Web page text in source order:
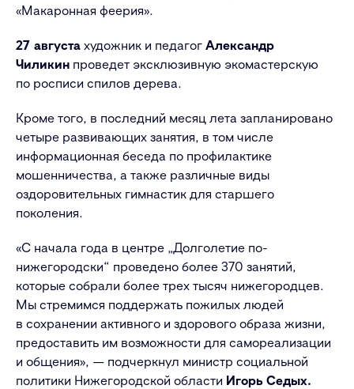
«Макаронная феерия».
27 августа художник и педагог Александр
Чиликин проведет эксклюзивную экомастерскую
по росписи спилов дерева.
Кроме того, в последний месяц лета запланировано
четыре развивающих занятия, в том числе
информационная беседа по профилактике
мошенничества, а также различные виды
оздоровительных гимнастик для старшего
поколения.
«С начала года в центре „Долголетие по-
нижегородски“ проведено более 370 занятий,
которые собрали более трех тысяч нижегородцев.
Мы стремимся поддержать пожилых людей
в сохранении активного и здорового образа жизни,
предоставить им возможности для самореализации
и общения», — подчеркнул министр социальной
политики Нижегородской области Игорь Седых.